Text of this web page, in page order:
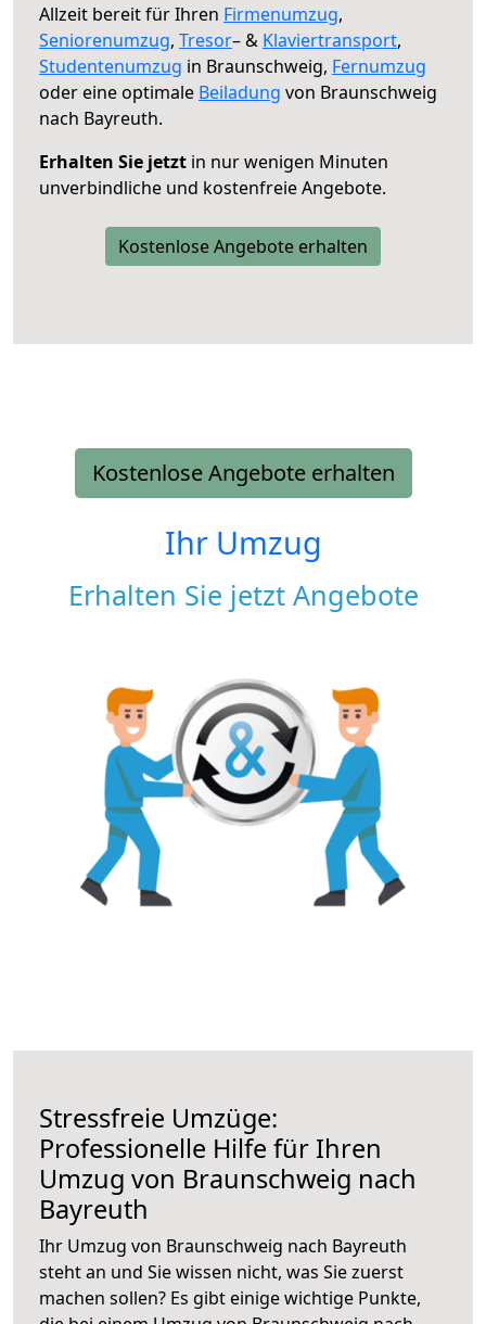
Allzeit bereit für Ihren Firmenumzug,
Seniorenumzug, Tresor– & Klaviertransport,
Studentenumzug in Braunschweig, Fernumzug
oder eine optimale Beiladung von Braunschweig
nach Bayreuth.
Erhalten Sie jetzt in nur wenigen Minuten
unverbindliche und kostenfreie Angebote.
Kostenlose Angebote erhalten
Kostenlose Angebote erhalten
Ihr Umzug
Erhalten Sie jetzt Angebote
Stressfreie Umzüge:
Professionelle Hilfe für Ihren
Umzug von Braunschweig nach
Bayreuth
Ihr Umzug von Braunschweig nach Bayreuth
steht an und Sie wissen nicht, was Sie zuerst
machen sollen? Es gibt einige wichtige Punkte,